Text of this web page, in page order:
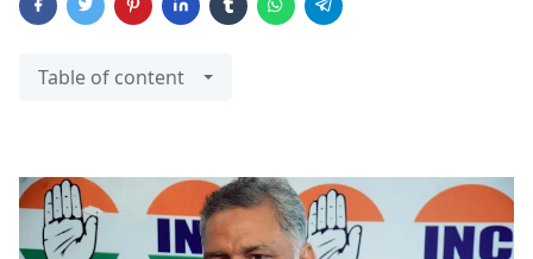
Table of content